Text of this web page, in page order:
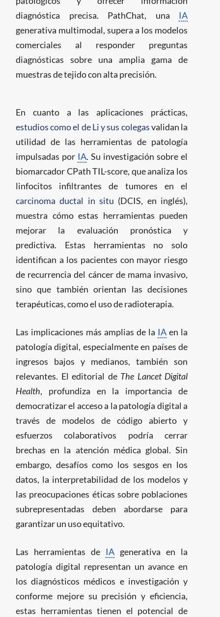
diagnóstica precisa. PathChat, una IA
generativa multimodal, supera a los modelos
comerciales al responder preguntas
diagnósticas sobre una amplia gama de
muestras de tejido con alta precisión.
En cuanto a las aplicaciones prácticas,
estudios como el de Li y sus colegasvalidan la
utilidad de las herramientas de patología
impulsadas por IA. Su investigación sobre el
biomarcador CPath TIL-score, que analiza los
linfocitos infiltrantes de tumores en el
carcinoma ductal in situ (DCIS, en inglés),
muestra cómo estas herramientas pueden
mejorar la evaluación pronóstica y
predictiva. Estas herramientas no solo
identifican a los pacientes con mayor riesgo
de recurrencia del cáncer de mama invasivo,
sino que también orientan las decisiones
terapéuticas, como el uso de radioterapia.
Las implicaciones más amplias de la IA en la
patología digital, especialmente en países de
ingresos bajos y medianos, también son
relevantes. El editorial de The Lancet Digital
Health, profundiza en la importancia de
democratizar el acceso a la patología digital a
través de modelos de código abierto y
esfuerzos colaborativos podría cerrar
brechas en la atención médica global. Sin
embargo, desafíos como los sesgos en los
datos, la interpretabilidad de los modelos y
las preocupaciones éticas sobre poblaciones
subrepresentadas deben abordarse para
garantizar un uso equitativo.
Las herramientas de IA generativa en la
patología digital representan un avance en
los diagnósticos médicos e investigación y
conforme mejore su precisión y eficiencia,
estas herramientas tienen el potencial de